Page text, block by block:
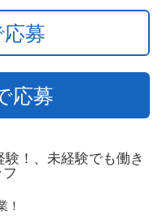
募
募
！、未経験でも働き
！